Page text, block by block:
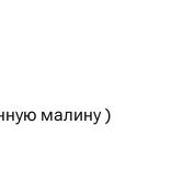
малину )